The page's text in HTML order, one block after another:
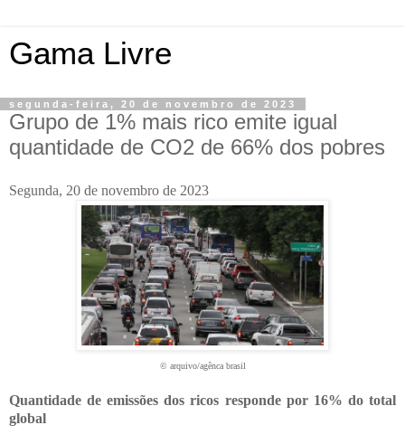
Gama Livre
segunda-feira, 20 de novembro de 2023
Grupo de 1% mais rico emite igual
quantidade de CO2 de 66% dos pobres
Segunda, 20 de novembro de 2023
© arquivo/agênca brasil
Quantidade de emissões dos ricos responde por 16% do total
global